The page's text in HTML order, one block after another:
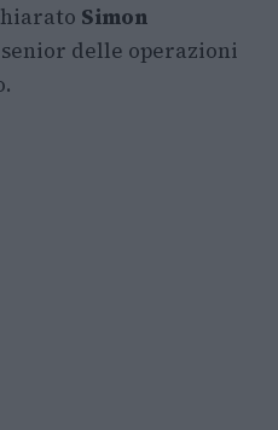
Simon
delle operazioni